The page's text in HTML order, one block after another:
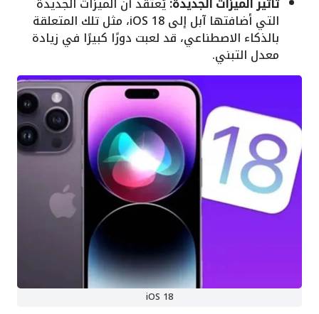
التي أضافتها آبل إلى iOS 18، مثل تلك المتعلقة
بالذكاء الاصطناعي، قد لعبت دورًا كبيرًا في زيادة
معدل التبني.
iOS 18